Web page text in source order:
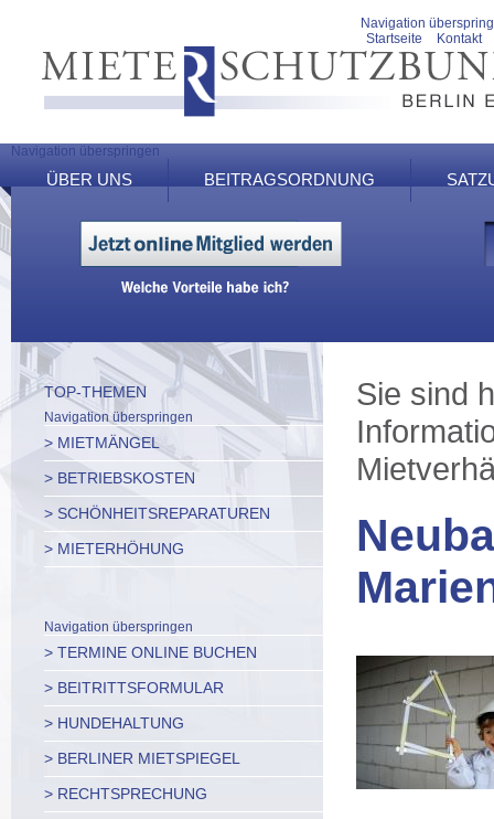
Navigation überspringen
ÜBER UNS BEITRAGSORDNUNG
Navigation
Startseite
Kontakt
TOP-THEMEN
Navigation überspringen
> MIETMÄNGEL
> BETRIEBSKOSTEN
> SCHÖNHEITSREPARATUREN
> MIETERHÖHUNG
Navigation überspringen
> TERMINE ONLINE BUCHEN
> BEITRITTSFORMULAR
> HUNDEHALTUNG
> BERLINER MIETSPIEGEL
> RECHTSPRECHUNG
Sie sind